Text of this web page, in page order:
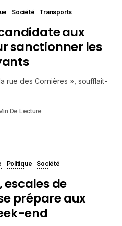
Société Transports
aux
sanctionner les
rue des Cornières », soufflait-
De Lecture
Politique Société
escales de
prépare aux
end